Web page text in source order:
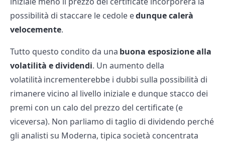
possibilità di staccare le cedole edunque calerà
velocemente.
Tutto questo condito da una buona esposizione alla
volatilità e dividendi. Un aumento della
volatilità incrementerebbe i dubbi sulla possibilità di
rimanere vicino al livello iniziale e dunque stacco dei
premi con un calo del prezzo del certificate (e
viceversa). Non parliamo di taglio di dividendo perché
gli analisti su Moderna, tipica società concentrata